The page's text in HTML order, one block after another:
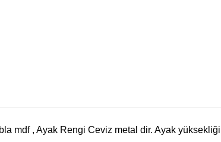
mdf , Ayak Rengi Ceviz metal dir. Ayak